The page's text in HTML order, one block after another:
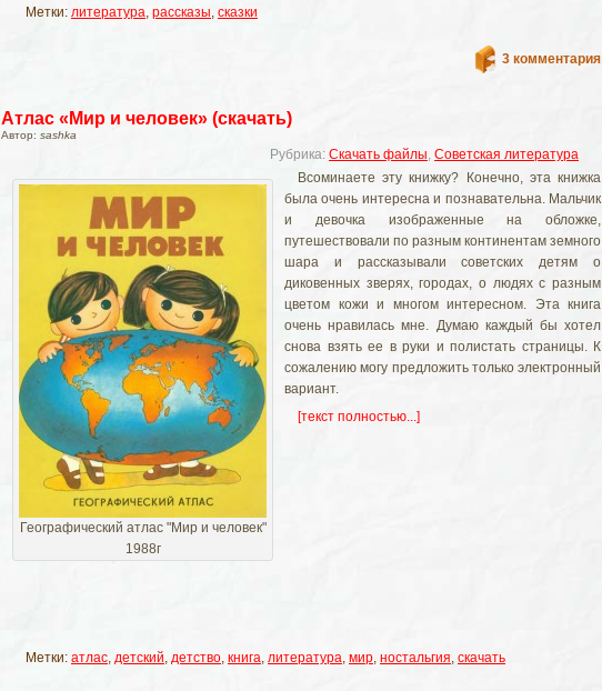
Метки: литература, рассказы, сказки
3 комментария
Атлас «Мир и человек» (скачать)
Автор: sashka
Рубрика: Скачать файлы, Советская литература
Географический атлас "Мир и человек"
1988г
Всоминаете эту книжку? Конечно, эта книжка
была очень интересна и познавательна. Мальчик
и девочка изображенные на обложке,
путешествовали по разным континентам земного
шара и рассказывали советских детям о
диковенных зверях, городах, о людях с разным
цветом кожи и многом интересном. Эта книга
очень нравилась мне. Думаю каждый бы хотел
снова взять ее в руки и полистать страницы. К
сожалению могу предложить только электронный
вариант.
[текст полностью...]
Метки: атлас, детский, детство, книга, литература, мир, ностальгия, скачать